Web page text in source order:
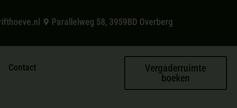
Parallelweg 58, 3959BD Overberg
Contact
Vergaderruimte
boeken